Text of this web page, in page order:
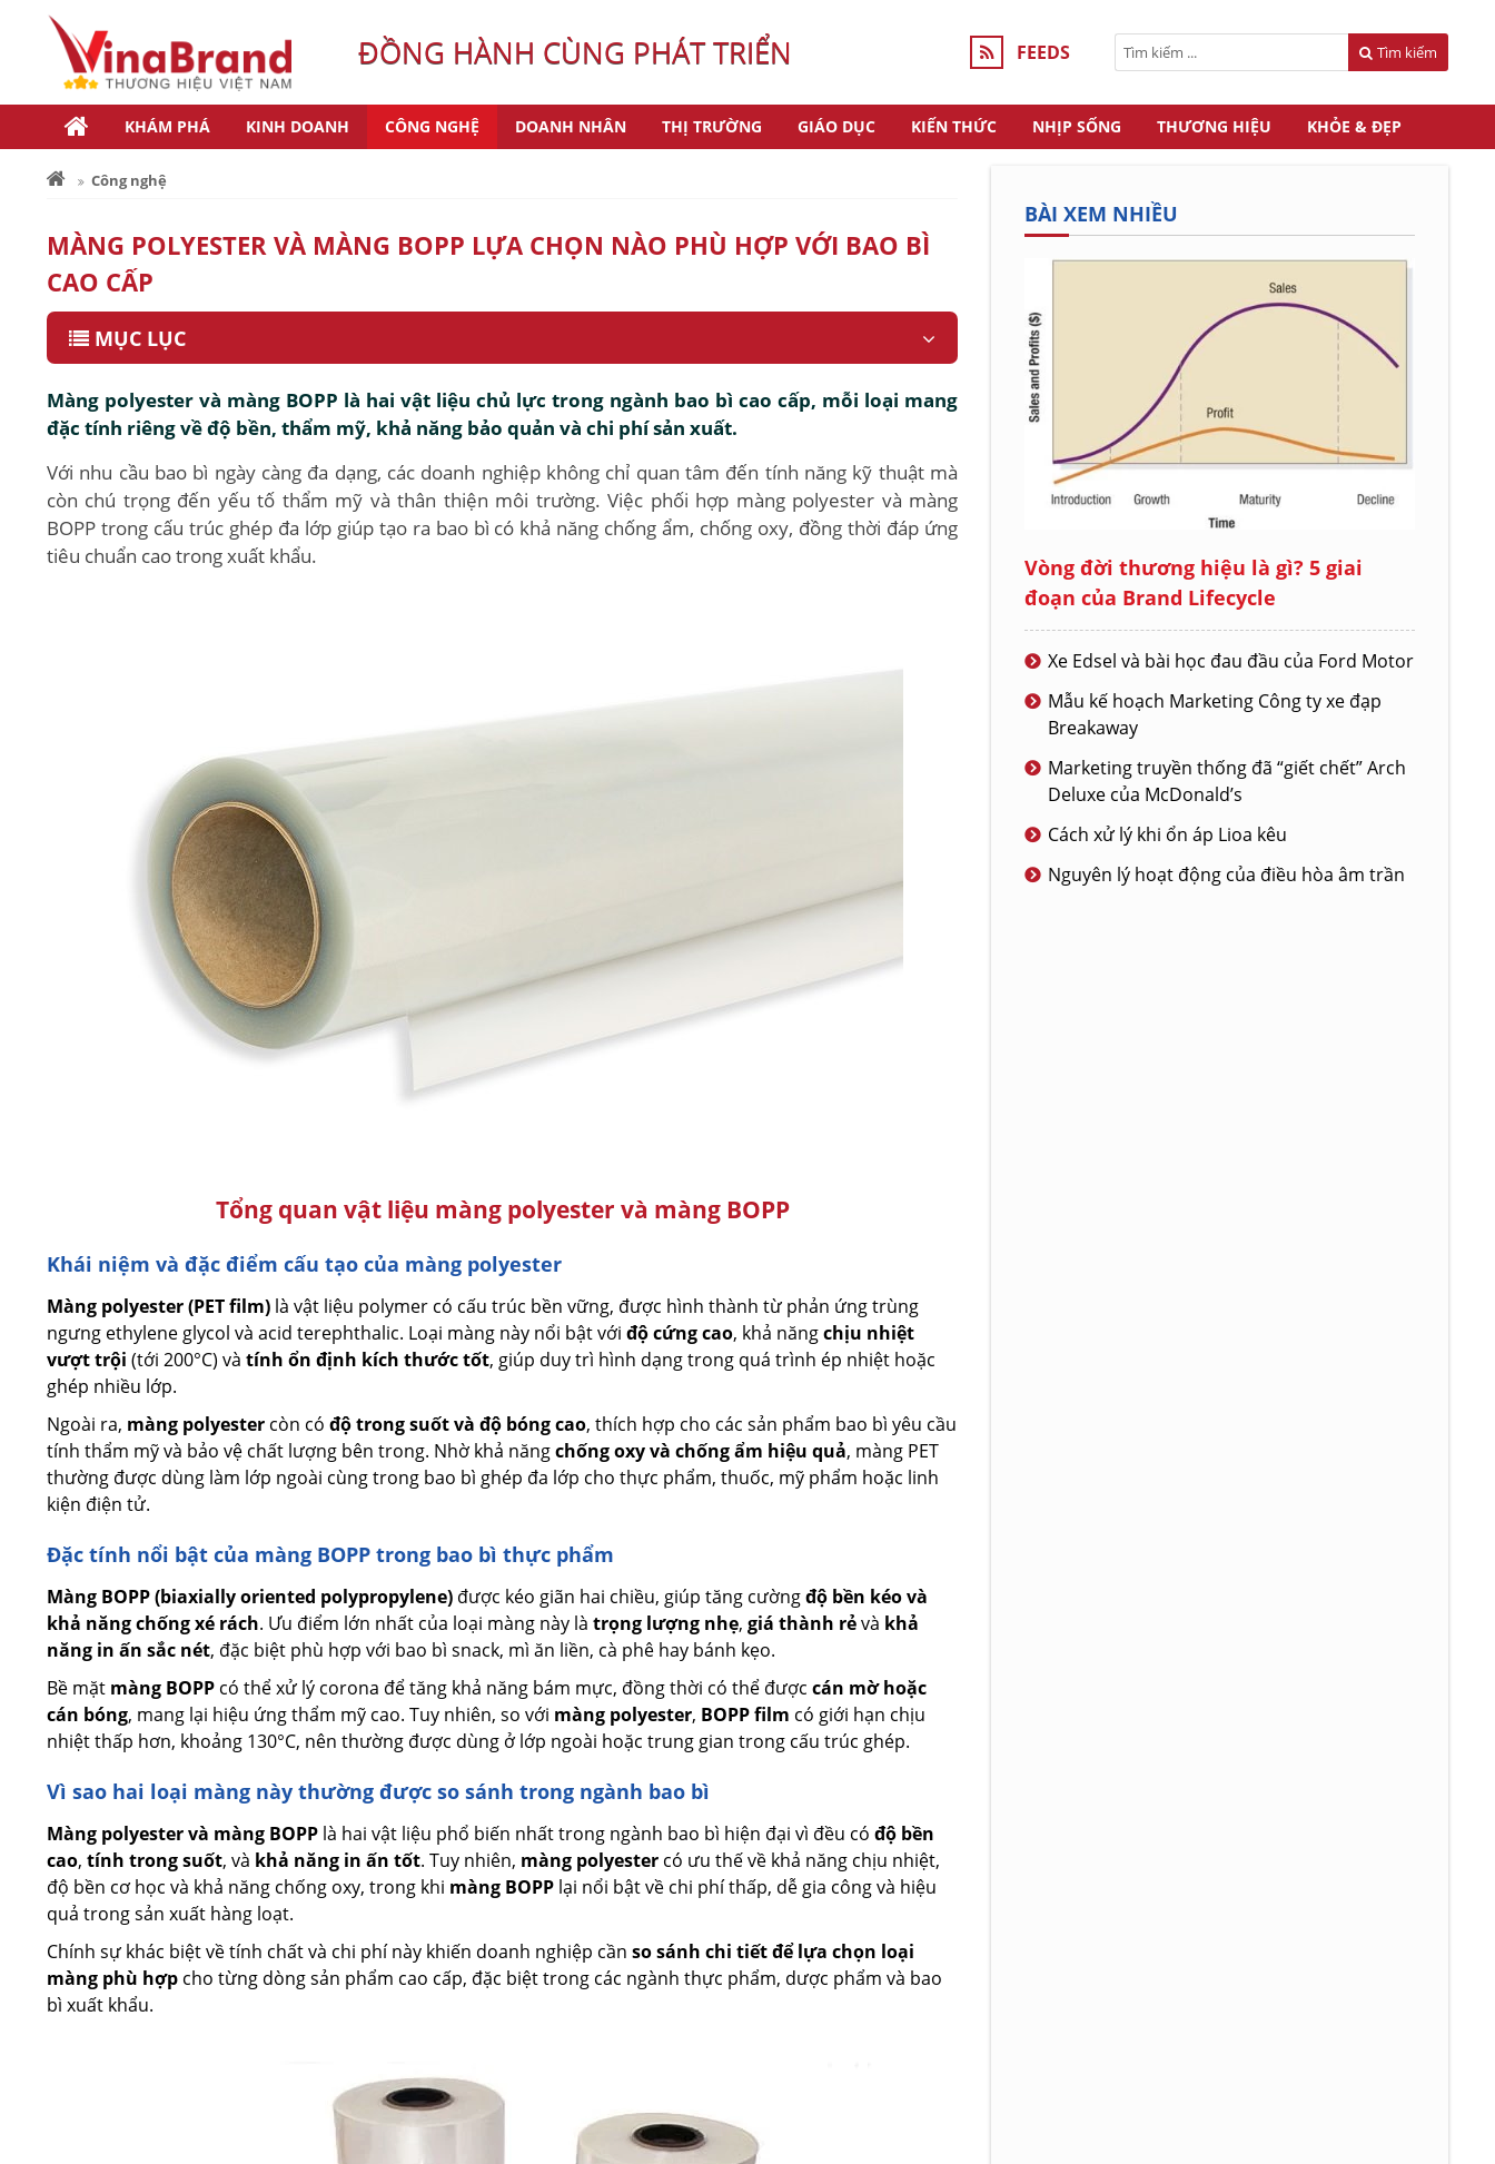
ĐỒNG HÀNH CÙNG PHÁT TRIỂN FEEDS Tìm kiếm
KHÁM PHÁ KINH DOANH CÔNG NGHỆ DOANH NHÂN THỊ TRƯỜNG GIÁO DỤC KIẾN THỨC NHỊP SỐNG THƯƠNG HIỆU KHỎE & ĐẸP
Công nghệ
MÀNG POLYESTER VÀ MÀNG BOPP LỰA CHỌN NÀO PHÙ HỢP VỚI BAO BÌ
CAO CẤP
MỤC LỤC
Màng polyester và màng BOPP là hai vật liệu chủ lực trong ngành bao bì cao cấp, mỗi loại mang
đặc tính riêng về độ bền, thẩm mỹ, khả năng bảo quản và chi phí sản xuất.
Với nhu cầu bao bì ngày càng đa dạng, các doanh nghiệp không chỉ quan tâm đến tính năng kỹ thuật mà
còn chú trọng đến yếu tố thẩm mỹ và thân thiện môi trường. Việc phối hợp màng polyester và màng
BOPP trong cấu trúc ghép đa lớp giúp tạo ra bao bì có khả năng chống ẩm, chống oxy, đồng thời đáp ứng
tiêu chuẩn cao trong xuất khẩu.
Tổng quan vật liệu màng polyester và màng BOPP
Khái niệm và đặc điểm cấu tạo của màng polyester
Màng polyester (PET film) là vật liệu polymer có cấu trúc bền vững, được hình thành từ phản ứng trùng
ngưng ethylene glycol và acid terephthalic. Loại màng này nổi bật với độ cứng cao, khả năngchịu nhiệt
vượt trội (tới 200°C) và tính ổn định kích thước tốt, giúp duy trì hình dạng trong quá trình ép nhiệt hoặc
ghép nhiều lớp.
Ngoài ra, màng polyester còn có độ trong suốt và độ bóng cao, thích hợp cho các sản phẩm bao bì yêu cầu
tính thẩm mỹ và bảo vệ chất lượng bên trong. Nhờ khả năngchống oxy và chống ẩm hiệu quả, màng PET
thường được dùng làm lớp ngoài cùng trong bao bì ghép đa lớp cho thực phẩm, thuốc, mỹ phẩm hoặc linh
kiện điện tử.
Đặc tính nổi bật của màng BOPP trong bao bì thực phẩm
Màng BOPP (biaxially oriented polypropylene) được kéo giãn hai chiều, giúp tăng cườngđộ bền kéo và
khả năng chống xé rách. Ưu điểm lớn nhất của loại màng này là trọng lượng nhẹ, giá thành rẻvà khả
năng in ấn sắc nét, đặc biệt phù hợp với bao bì snack, mì ăn liền, cà phê hay bánh kẹo.
Bề mặt màng BOPP có thể xử lý corona để tăng khả năng bám mực, đồng thời có thể được cán mờ hoặc
cán bóng, mang lại hiệu ứng thẩm mỹ cao. Tuy nhiên, so với màng polyester, BOPP film có giới hạn chịu
nhiệt thấp hơn, khoảng 130°C, nên thường được dùng ở lớp ngoài hoặc trung gian trong cấu trúc ghép.
Vì sao hai loại màng này thường được so sánh trong ngành bao bì
Màng polyester và màng BOPP là hai vật liệu phổ biến nhất trong ngành bao bì hiện đại vì đều có độ bền
cao, tính trong suốt, và khả năng in ấn tốt. Tuy nhiên, màng polyester có ưu thế về khả năng chịu nhiệt,
độ bền cơ học và khả năng chống oxy, trong khi màng BOPP lại nổi bật về chi phí thấp, dễ gia công và hiệu
quả trong sản xuất hàng loạt.
Chính sự khác biệt về tính chất và chi phí này khiến doanh nghiệp cần so sánh chi tiết để lựa chọn loại
màng phù hợp cho từng dòng sản phẩm cao cấp, đặc biệt trong các ngành thực phẩm, dược phẩm và bao
bì xuất khẩu.
BÀI XEM NHIỀU
Vòng đời thương hiệu là gì? 5 giai
đoạn của Brand Lifecycle
Xe Edsel và bài học đau đầu của Ford Motor
Mẫu kế hoạch Marketing Công ty xe đạp
Breakaway
Marketing truyền thống đã “giết chết” Arch
Deluxe của McDonald’s
Cách xử lý khi ổn áp Lioa kêu
Nguyên lý hoạt động của điều hòa âm trần